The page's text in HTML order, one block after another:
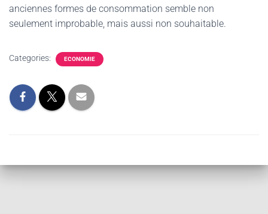
anciennes formes de consommation semble non
seulement improbable, mais aussi non souhaitable.
Categories: ECONOMIE